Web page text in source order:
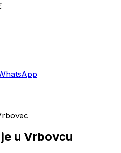
u Vrbovcu